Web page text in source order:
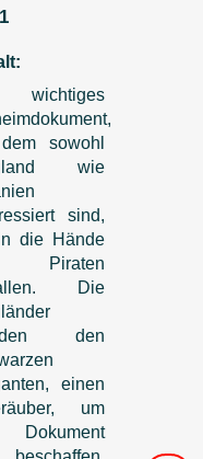
wichtiges
sowohl
wie
sind,
die Hände
Piraten
Die
den
einen
um
Dokument